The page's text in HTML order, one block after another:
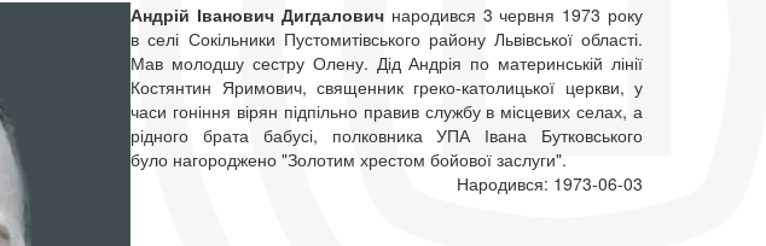
Андрій Іванович Дигдаловичнародився 3 червня 1973 року
в селі Сокільники Пустомитівського району Львівської області.
Мав молодшу сестру Олену. Дід Андрія по материнській лінії
Костянтин Яримович, священник греко-католицької церкви, у
часи гоніння вірян підпільно правив службу в місцевих селах, а
рідного брата бабусі, полковника УПА Івана Бутковського
було нагороджено "Золотим хрестом бойової заслуги".
Народився: 1973-06-03